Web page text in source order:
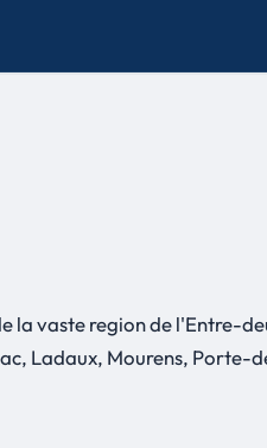
vaste region de l'Entre-
Ladaux, Mourens,